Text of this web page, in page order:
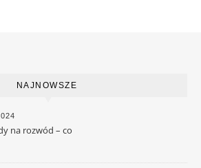
NAJNOWSZE
na rozwód – co